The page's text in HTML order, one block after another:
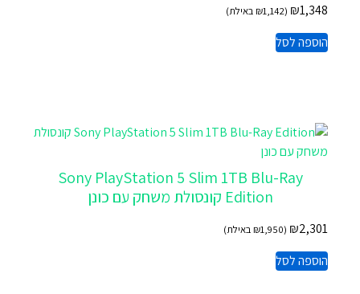
₪1,348
(
₪1,142 באילת)
הוספה לסל
Sony PlayStation 5 Slim 1TB Blu-Ray
Edition קונסולת משחק עם כונן
₪2,301
(
₪1,950 באילת)
הוספה לסל